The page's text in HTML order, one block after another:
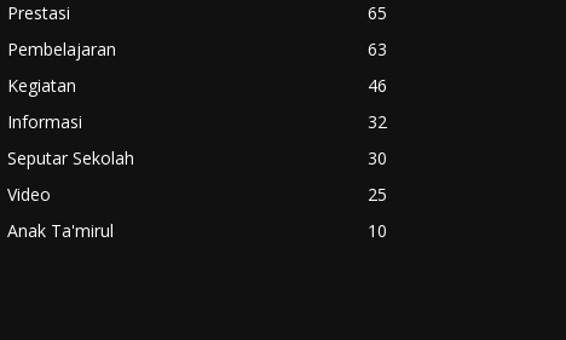
Prestasi
65
Pembelajaran
63
Kegiatan
46
Informasi
32
Seputar Sekolah
30
Video
25
Anak Ta'mirul
10